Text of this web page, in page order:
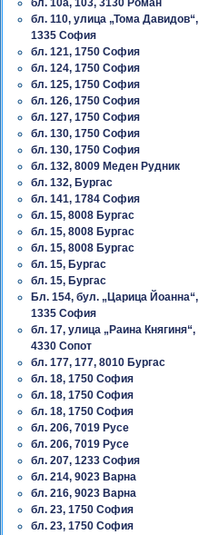
бл. 10а, 103, 3130 Роман
бл. 110, улица „Тома Давидов“,
1335 София
бл. 121, 1750 София
бл. 124, 1750 София
бл. 125, 1750 София
бл. 126, 1750 София
бл. 127, 1750 София
бл. 130, 1750 София
бл. 130, 1750 София
бл. 132, 8009 Меден Рудник
бл. 132, Бургас
бл. 141, 1784 София
бл. 15, 8008 Бургас
бл. 15, 8008 Бургас
бл. 15, 8008 Бургас
бл. 15, Бургас
бл. 15, Бургас
Бл. 154, бул. „Царица Йоанна“,
1335 София
бл. 17, улица „Раина Княгиня“,
4330 Сопот
бл. 177, 177, 8010 Бургас
бл. 18, 1750 София
бл. 18, 1750 София
бл. 18, 1750 София
бл. 206, 7019 Русе
бл. 206, 7019 Русе
бл. 207, 1233 София
бл. 214, 9023 Варна
бл. 216, 9023 Варна
бл. 23, 1750 София
бл. 23, 1750 София